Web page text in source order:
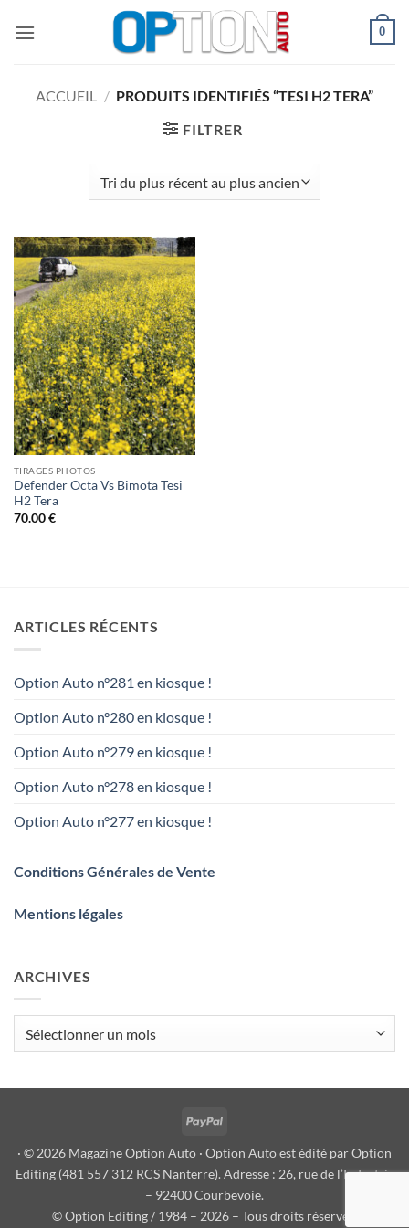
0
ACCUEIL / PRODUITS IDENTIFIÉS “TESI H2 TERA”
FILTRER
TIRAGES PHOTOS
Defender Octa Vs Bimota Tesi
H2 Tera
70.00€
ARTICLES RÉCENTS
Option Auto n°281 en kiosque !
Option Auto n°280 en kiosque !
Option Auto n°279 en kiosque !
Option Auto n°278 en kiosque !
Option Auto n°277 en kiosque !
Conditions Générales de Vente
Mentions légales
ARCHIVES
PayPal
· © 2026 Magazine Option Auto · Option Auto est édité par Option
Editing (481 557 312 RCS Nanterre). Adresse : 26, rue de l’Industrie
– 92400 Courbevoie.
© Option Editing / 1984 – 2026 – Tous droits réservés.